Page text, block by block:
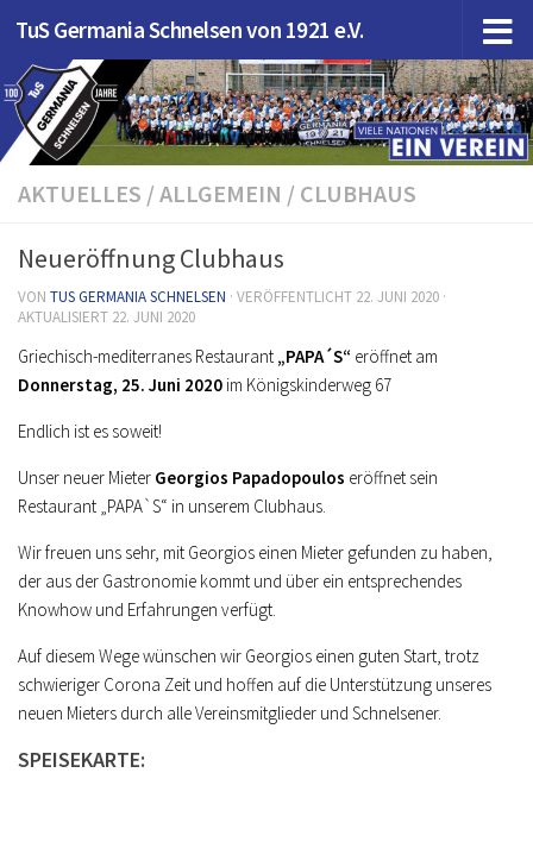
Zum Inhalt springen
TuS Germania Schnelsen von 1921 e.V.
AKTUELLES /ALLGEMEIN / CLUBHAUS
Neueröffnung Clubhaus
VON TUS GERMANIA SCHNELSEN · VERÖFFENTLICHT 22. JUNI 2020 ·
AKTUALISIERT 22. JUNI 2020
Griechisch-mediterranes Restaurant „PAPA´S“ eröffnet am
Donnerstag, 25. Juni 2020 im Königskinderweg 67
Endlich ist es soweit!
Unser neuer Mieter Georgios Papadopoulos eröffnet sein
Restaurant „PAPA`S“ in unserem Clubhaus.
Wir freuen uns sehr, mit Georgios einen Mieter gefunden zu haben,
der aus der Gastronomie kommt und über ein entsprechendes
Knowhow und Erfahrungen verfügt.
Auf diesem Wege wünschen wir Georgios einen guten Start, trotz
schwieriger Corona Zeit und hoffen auf die Unterstützung unseres
neuen Mieters durch alle Vereinsmitglieder und Schnelsener.
SPEISEKARTE: